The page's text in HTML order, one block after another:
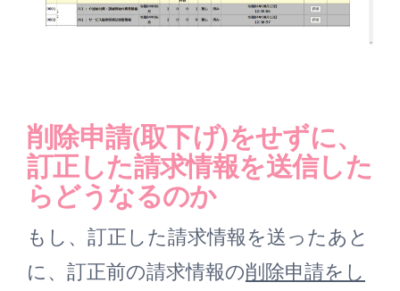
削除申請(取下げ)をせずに、
訂正した請求情報を送信した
らどうなるのか
もし、訂正した請求情報を送ったあと
に、訂正前の請求情報の削除申請をし